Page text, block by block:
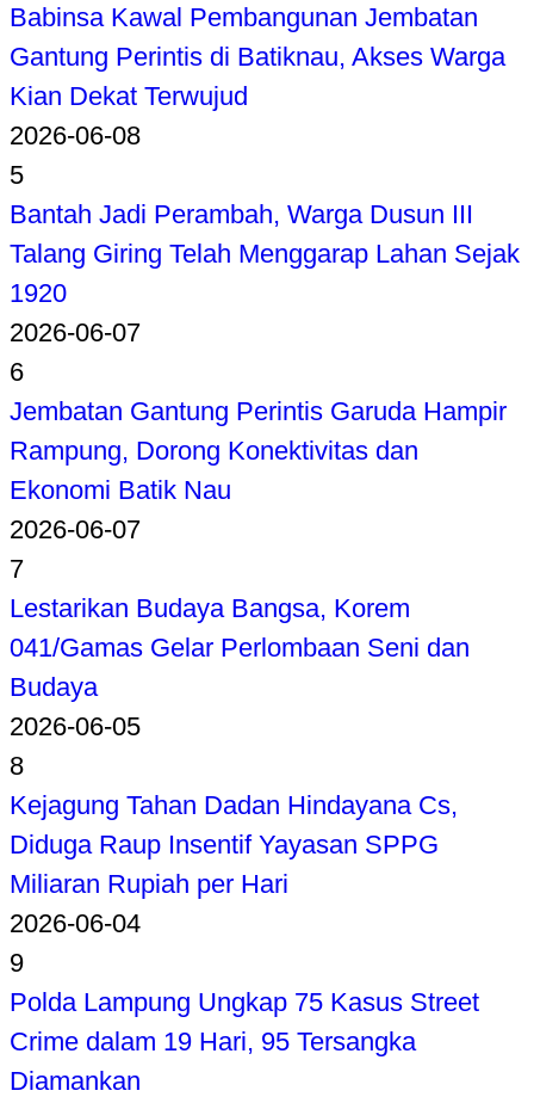
Babinsa Kawal Pembangunan Jembatan
Gantung Perintis di Batiknau, Akses Warga
Kian Dekat Terwujud
2026-06-08
5
Bantah Jadi Perambah, Warga Dusun III
Talang Giring Telah Menggarap Lahan Sejak
1920
2026-06-07
6
Jembatan Gantung Perintis Garuda Hampir
Rampung, Dorong Konektivitas dan
Ekonomi Batik Nau
2026-06-07
7
Lestarikan Budaya Bangsa, Korem
041/Gamas Gelar Perlombaan Seni dan
Budaya
2026-06-05
8
Kejagung Tahan Dadan Hindayana Cs,
Diduga Raup Insentif Yayasan SPPG
Miliaran Rupiah per Hari
2026-06-04
9
Polda Lampung Ungkap 75 Kasus Street
Crime dalam 19 Hari, 95 Tersangka
Diamankan